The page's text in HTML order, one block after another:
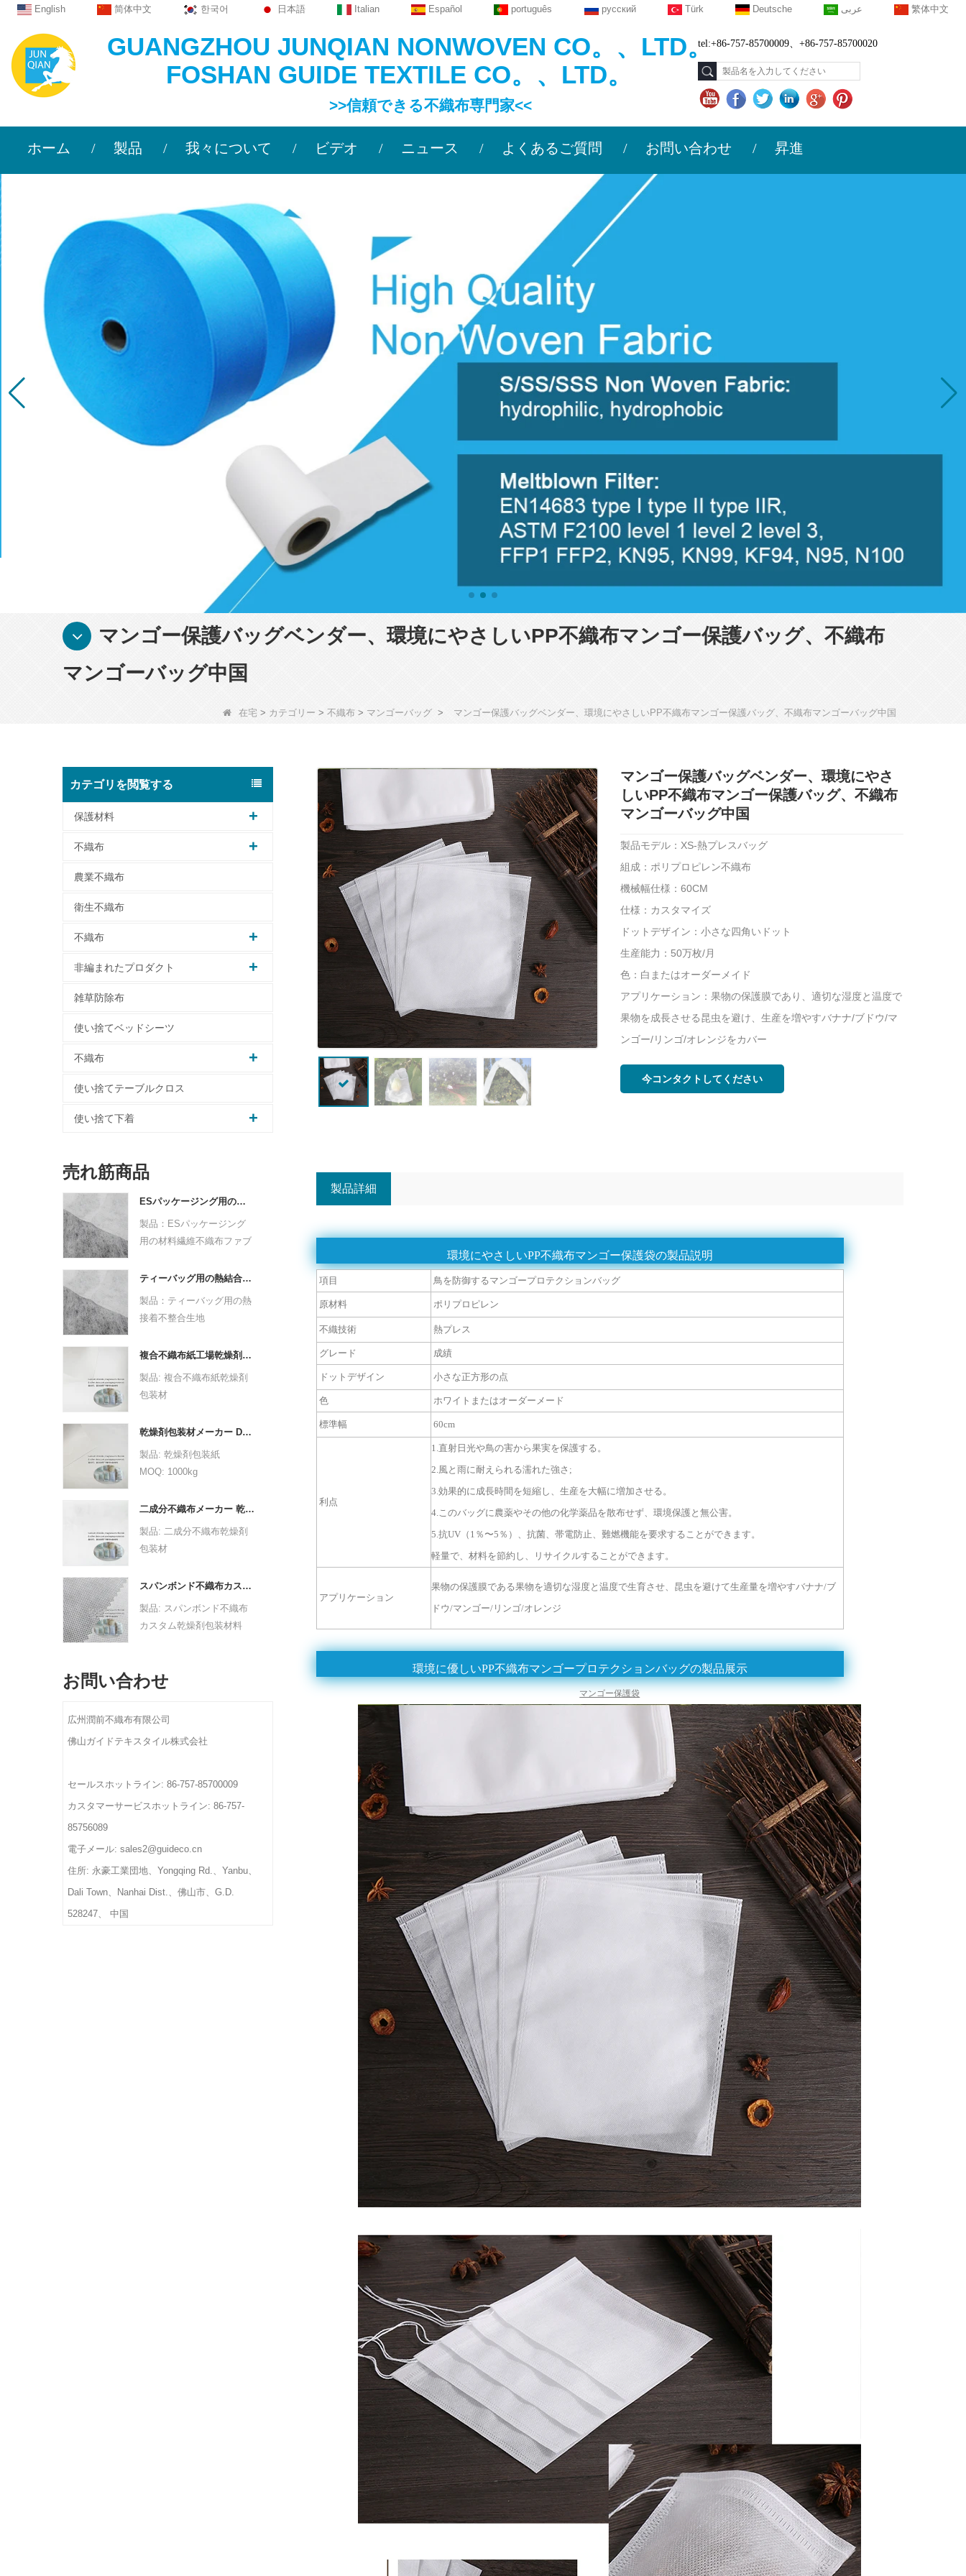
English 简体中文 한국어 日本語 Italian Español português русский Türk Deutsche عربى 繁体中文
GUANGZHOU JUNQIAN NONWOVEN CO。、LTD。
FOSHAN GUIDE TEXTILE CO。、LTD。
>>信頼できる不織布専門家<<
tel:+86-757-85700009、+86-757-85700020
ホーム 製品 我々について ビデオ ニュース よくあるご質問 お問い合わせ 昇進
マンゴー保護バッグベンダー、環境にやさしいPP不織布マンゴー保護バッグ、不織布
マンゴーバッグ中国
在宅 > カテゴリー > 不織布 > マンゴーバッグ > マンゴー保護バッグベンダー、環境にやさしいPP不織布マンゴー保護バッグ、不織布マンゴーバッグ中国
カテゴリを閲覧する
保護材料
不織布
農業不織布
衛生不織布
不織布
非編まれたプロダクト
雑草防除布
使い捨てベッドシーツ
不織布
使い捨てテーブルクロス
使い捨て下着
売れ筋商品
ESパッケージング用の材料繊維不織布ファブリック
製品：ESパッケージング
用の材料繊維不織布ファブ
原料：PPPE
グラム：25 GSM -30 GSM
色：白
仕様：カスタム
無料で提供できます
アプリケーション：
バー、衛生など
パッケージング（25-
30GSM）：ティーバッ
ダストプルーフカバー
ティーバッグ用の熱結合不整合生地
製品：ティーバッグ用の熱
接着不整合生地
不織布テクノロジー：熱結
色：白
仕様：カスタム
サンプル：充電するために
アプリケーション：
医療（20-60GSM）：フェ
イスマスク、おむつ、ベッ
パッケージング（25-
30GSM）：ティーバッ
グ、コーヒーバッグ/ろ紙、
複合不織布紙工場乾燥剤包装材
製品: 複合不織布紙乾燥剤
包装材
素材: 複合不織布紙
とデザインを歓迎します。
色: CMYK のフルカラー、
顧客の要件としてのパント
ン カラー
に基づく
納期：最終アートワークと
注文を確認してから10〜15
乾燥剤包装材メーカー DuPont 素材乾燥剤包装紙
製品: 乾燥剤包装紙
MOQ: 1000kg
仕様: カスタムサイズ。
顧客の要件としてのパント
ン カラー
重量: サイズと素材、厚さ
注文を確認してから10〜15
二成分不織布メーカー 乾燥剤包装材
製品: 二成分不織布乾燥剤
包装材
素材: 二成分不織布
顧客の要件としてのパント
重量: サイズと素材、厚さ
に基づく
日
スパンボンド不織布カスタム乾燥剤包装材料
製品: スパンボンド不織布
カスタム乾燥剤包装材料
仕様: カスタムサイズ。
色: CMYK のフルカラー、
ン カラー
注文を確認してから10〜15
日
お問い合わせ
広州潤前不織布有限公司
佛山ガイドテキスタイル株式会社
セールスホットライン: 86-757-85700009
カスタマーサービスホットライン: 86-757-
85756089
電子メール: sales2@guideco.cn
住所: 永豪工業団地、Yongqing Rd.、Yanbu、
Dali Town、Nanhai Dist.、佛山市、G.D.
528247、 中国
マンゴー保護バッグベンダー、環境にやさ
しいPP不織布マンゴー保護バッグ、不織布
マンゴーバッグ中国
製品モデル：XS-熱プレスバッグ
組成：ポリプロピレン不織布
機械幅仕様：60CM
仕様：カスタマイズ
ドットデザイン：小さな四角いドット
生産能力：50万枚/月
色：白またはオーダーメイド
アプリケーション：果物の保護膜であり、適切な湿度と温度で
果物を成長させる昆虫を避け、生産を増やすバナナ/ブドウ/マ
ンゴー/リンゴ/オレンジをカバー
今コンタクトしてください
製品詳細
環境にやさしいPP不織布マンゴー保護袋の製品説明
項目 鳥を防御するマンゴープロテクションバッグ
原材料 ポリプロピレン
不織技術 熱プレス
グレード 成績
ドットデザイン 小さな正方形の点
色 ホワイトまたはオーダーメード
標準幅 60cm
利点
1.直射日光や鳥の害から果実を保護する。
2.風と雨に耐えられる濡れた強さ;
3.効果的に成長時間を短縮し、生産を大幅に増加させる。
4.このバッグに農薬やその他の化学薬品を散布せず、環境保護と無公害。
5.抗UV（1％〜5％）、抗菌、帯電防止、難燃機能を要求することができます。
軽量で、材料を節約し、リサイクルすることができます。
アプリケーション
果物の保護膜である果物を適切な湿度と温度で生育させ、昆虫を避けて生産量を増やすバナナ/ブ
ドウ/マンゴー/リンゴ/オレンジ
環境に優しいPP不織布マンゴープロテクションバッグの製品展示
マンゴー保護袋